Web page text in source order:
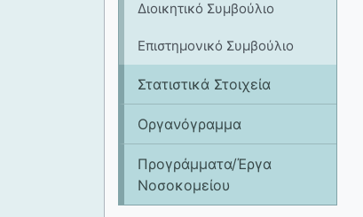
Διοικητικό Συμβούλιο
Επιστημονικό Συμβούλιο
Στατιστικά Στοιχεία
Οργανόγραμμα
Προγράμματα/Έργα
Νοσοκομείου